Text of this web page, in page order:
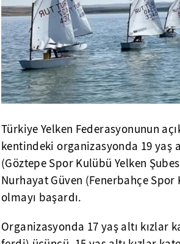
Türkiye Yelken Federasyonunun
kentindeki organizasyonda 19 yaş
(Göztepe Spor Kulübü Yelken
Nurhayat Güven (Fenerbahçe
olmayı başardı.
Organizasyonda 17 yaş altı kızlar